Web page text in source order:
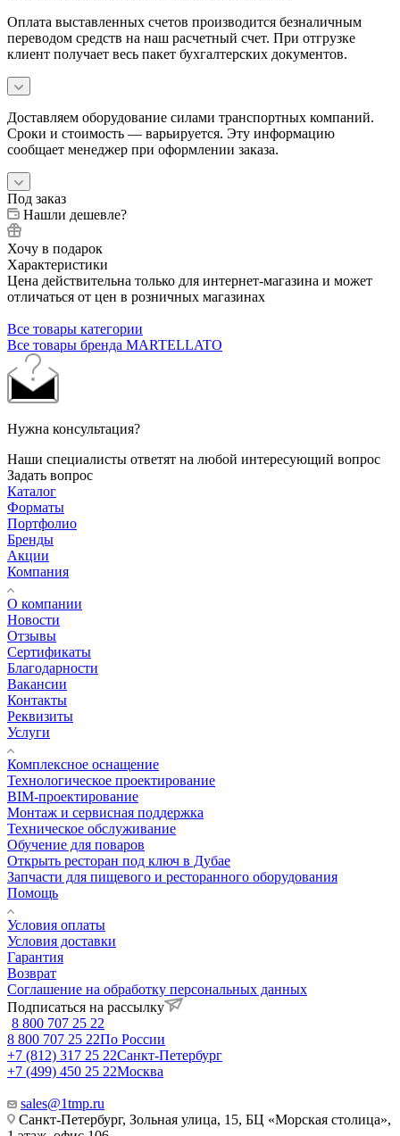
Оплата выставленных счетов производится безналичным
переводом средств на наш расчетный счет. При отгрузке
клиент получает весь пакет бухгалтерских документов.
Доставляем оборудование силами транспортных компаний.
Сроки и стоимость — варьируется. Эту информацию
сообщает менеджер при оформлении заказа.
Под заказ
Нашли дешевле?
Хочу в подарок
Характеристики
Цена действительна только для интернет-магазина и может
отличаться от цен в розничных магазинах
Все товары категории
Все товары бренда MARTELLATO
Нужна консультация?
Наши специалисты ответят на любой интересующий вопрос
Задать вопрос
Каталог
Форматы
Портфолио
Бренды
Акции
Компания
О компании
Новости
Отзывы
Сертификаты
Благодарности
Вакансии
Контакты
Реквизиты
Услуги
Комплексное оснащение
Технологическое проектирование
BIM-проектирование
Монтаж и сервисная поддержка
Техническое обслуживание
Обучение для поваров
Открыть ресторан под ключ в Дубае
Запчасти для пищевого и ресторанного оборудования
Помощь
Условия оплаты
Условия доставки
Гарантия
Возврат
Соглашение на обработку персональных данных
Подписаться на рассылку
8 800 707 25 22
8 800 707 25 22По России
+7 (812) 317 25 22Санкт-Петербург
+7 (499) 450 25 22Москва
sales@1tmp.ru
Санкт-Петербург, Зольная улица, 15, БЦ «Морская столица»,